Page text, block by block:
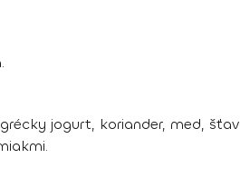
jogurt, koriander, med,